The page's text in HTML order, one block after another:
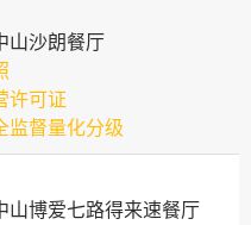
山沙朗餐厅
许可证
监督量化分级
山博爱七路得来速餐厅